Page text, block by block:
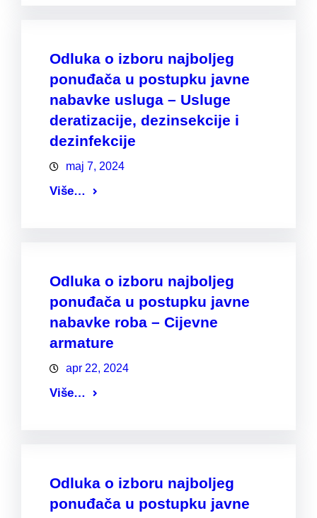
Odluka o izboru najboljeg
ponuđača u postupku javne
nabavke usluga – Usluge
deratizacije, dezinsekcije i
dezinfekcije
maj 7, 2024
Više…
Odluka o izboru najboljeg
ponuđača u postupku javne
nabavke roba – Cijevne
armature
apr 22, 2024
Više…
Odluka o izboru najboljeg
ponuđača u postupku javne